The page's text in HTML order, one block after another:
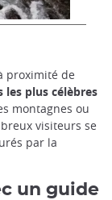
proximité de
les plus célèbres
montagnes ou
visiteurs se
par la
un guide